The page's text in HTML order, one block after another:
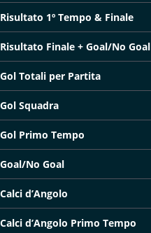
Risultato 1º Tempo & Finale
Risultato Finale + Goal/No Goal
Gol Totali per Partita
Gol Squadra
Gol Primo Tempo
Goal/No Goal
Calci d’Angolo
Calci d’Angolo Primo Tempo